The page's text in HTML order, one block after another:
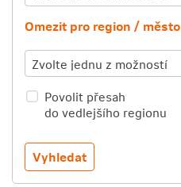
Omezit pro region / město
Povolit přesah
do vedlejšího regionu